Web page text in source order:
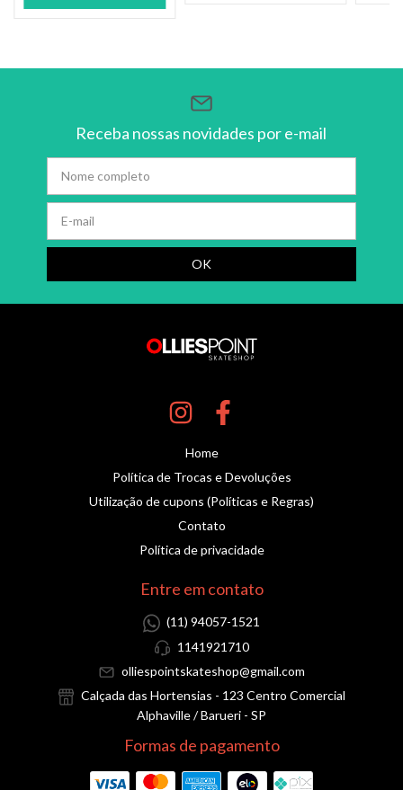
Receba nossas novidades por e-mail
Home
Política de Trocas e Devoluções
Utilização de cupons (Políticas e Regras)
Contato
Política de privacidade
Entre em contato
(11) 94057-1521
1141921710
olliespointskateshop@gmail.com
Calçada das Hortensias - 123 Centro Comercial
Alphaville / Barueri - SP
Formas de pagamento